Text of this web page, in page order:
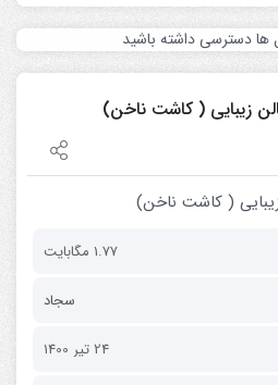
1.77 مگابایت
سجاد
24 تیر 1400